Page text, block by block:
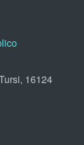
16124